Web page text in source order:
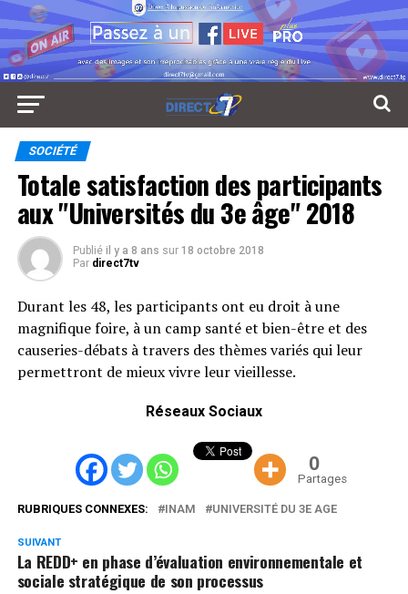
SOCIÉTÉ
Totale satisfaction des participants
aux "Universités du 3e âge" 2018
Publié il y a 8 ans sur 18 octobre 2018
Par direct7tv
Durant les 48, les participants ont eu droit à une
magnifique foire, à un camp santé et bien-être et des
causeries-débats à travers des thèmes variés qui leur
permettront de mieux vivre leur vieillesse.
Réseaux Sociaux
0
Partages
RUBRIQUES CONNEXES: INAM UNIVERSITÉ DU 3E AGE
SUIVANT
La REDD+ en phase d’évaluation environnementale et
sociale stratégique de son processus